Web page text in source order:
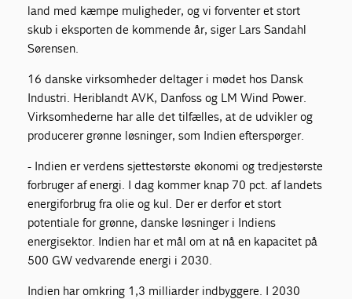
land med kæmpe muligheder, og vi forventer et stort
skub i eksporten de kommende år, siger Lars Sandahl
Sørensen.
16 danske virksomheder deltager i mødet hos Dansk
Industri. Heriblandt AVK, Danfoss og LM Wind Power.
Virksomhederne har alle det tilfælles, at de udvikler og
producerer grønne løsninger, som Indien efterspørger.
- Indien er verdens sjettestørste økonomi og tredjestørste
forbruger af energi. I dag kommer knap 70 pct. af landets
energiforbrug fra olie og kul. Der er derfor et stort
potentiale for grønne, danske løsninger i Indiens
energisektor. Indien har et mål om at nå en kapacitet på
500 GW vedvarende energi i 2030.
Indien har omkring 1,3 milliarder indbyggere. I 2030